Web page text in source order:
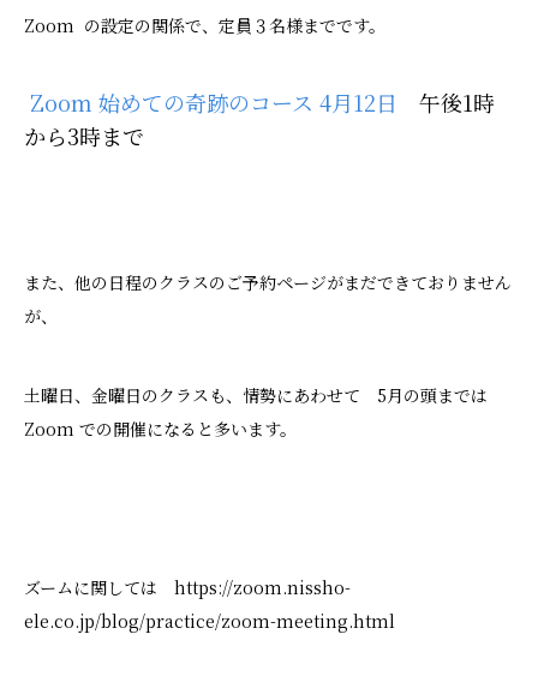
Zoom の設定の関係で、定員３名様までです。
Zoom 始めての奇跡のコース 4月12日
午後1時
から3時まで
また、他の日程のクラスのご予約ページがまだできておりません
が、
土曜日、金曜日のクラスも、情勢にあわせて 5月の頭までは
Zoom での開催になると多います。
ズームに関しては https://zoom.nissho-
ele.co.jp/blog/practice/zoom-meeting.html